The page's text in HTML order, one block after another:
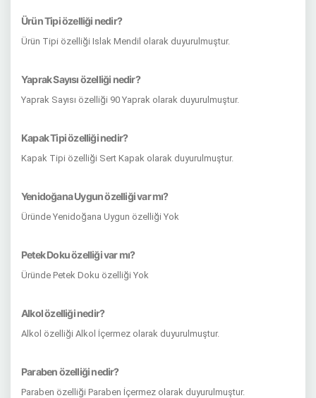
Ürün Tipi özelliği nedir?
Ürün Tipi özelliği Islak Mendil olarak duyurulmuştur.
Yaprak Sayısı özelliği nedir?
Yaprak Sayısı özelliği 90 Yaprak olarak duyurulmuştur.
Kapak Tipi özelliği nedir?
Kapak Tipi özelliği Sert Kapak olarak duyurulmuştur.
Yenidoğana Uygun özelliği var mı?
Üründe Yenidoğana Uygun özelliği Yok
Petek Doku özelliği var mı?
Üründe Petek Doku özelliği Yok
Alkol özelliği nedir?
Alkol özelliği Alkol İçermez olarak duyurulmuştur.
Paraben özelliği nedir?
Paraben özelliği Paraben İçermez olarak duyurulmuştur.